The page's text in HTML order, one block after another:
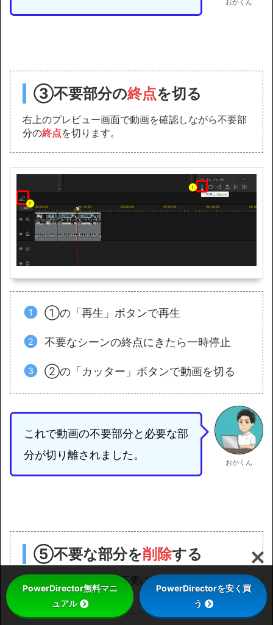
おかくん
③不要部分の終点を切る
右上のプレビュー画面で動画を確認しながら不要部
分の終点を切ります。
①の「再生」ボタンで再生
不要なシーンの終点にきたら一時停止
②の「カッター」ボタンで動画を切る
これで動画の不要部分と必要な部
分が切り離されました。
おかくん
⑤不要な部分を削除する
動画を切り終わったら不要になった部分を
す。
PowerDirector無料マニ
ュアル
PowerDirectorを安く買
う